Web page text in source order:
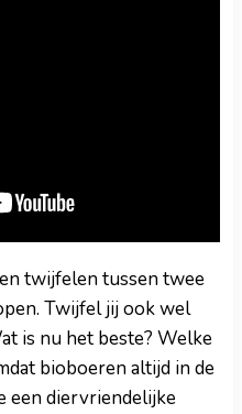
twijfelen tussen twee
Twijfel jij ook wel
is nu het beste? Welke
bioboeren altijd in de
een diervriendelijke